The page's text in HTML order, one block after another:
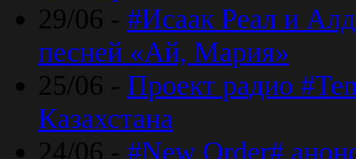
29/06 - #Исаак Реал и
песней «Ай, Мария»
25/06 - Проект радио
Казахстана
24/06 - #New Order#